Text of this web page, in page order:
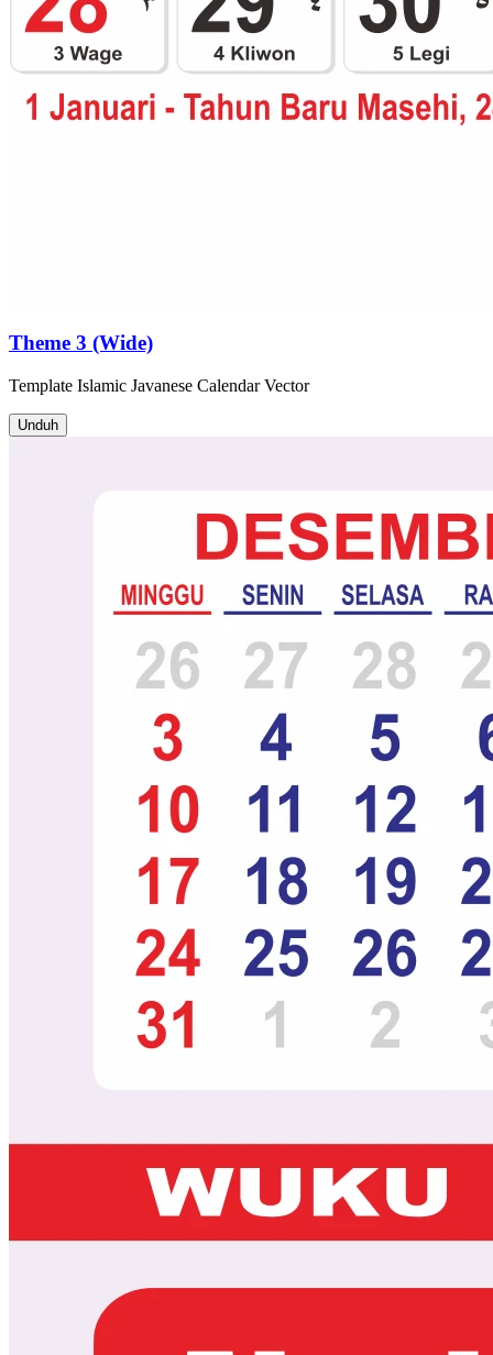
Theme 3 (Wide)
Template Islamic Javanese CalendarVector
Unduh